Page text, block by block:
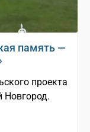
память —
проекта
Новгород.